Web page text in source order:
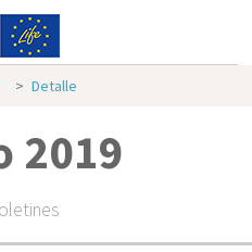
Detalle
2019